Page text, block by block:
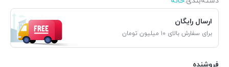
ارسال رایگان
برای سفارش بالای ۱۰ میلیون تومان
فروشنده